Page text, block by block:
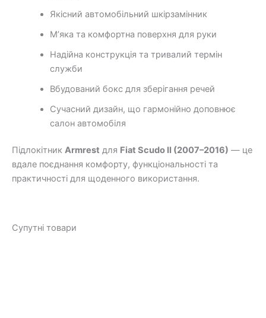
Якісний автомобільний шкірзамінник
М’яка та комфортна поверхня для руки
Надійна конструкція та тривалий термін
служби
Вбудований бокс для зберігання речей
Сучасний дизайн, що гармонійно доповнює
салон автомобіля
Підлокітник Armrest для Fiat Scudo II (2007–2016) — це
вдале поєднання комфорту, функціональності та
практичності для щоденного використання.
Супутні товари